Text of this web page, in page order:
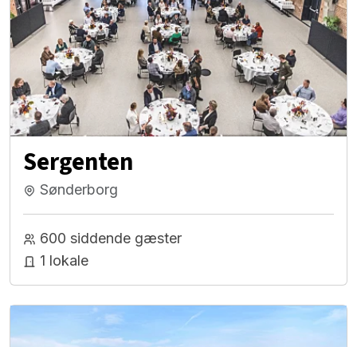
Sergenten
Sønderborg
600 siddende gæster
1 lokale